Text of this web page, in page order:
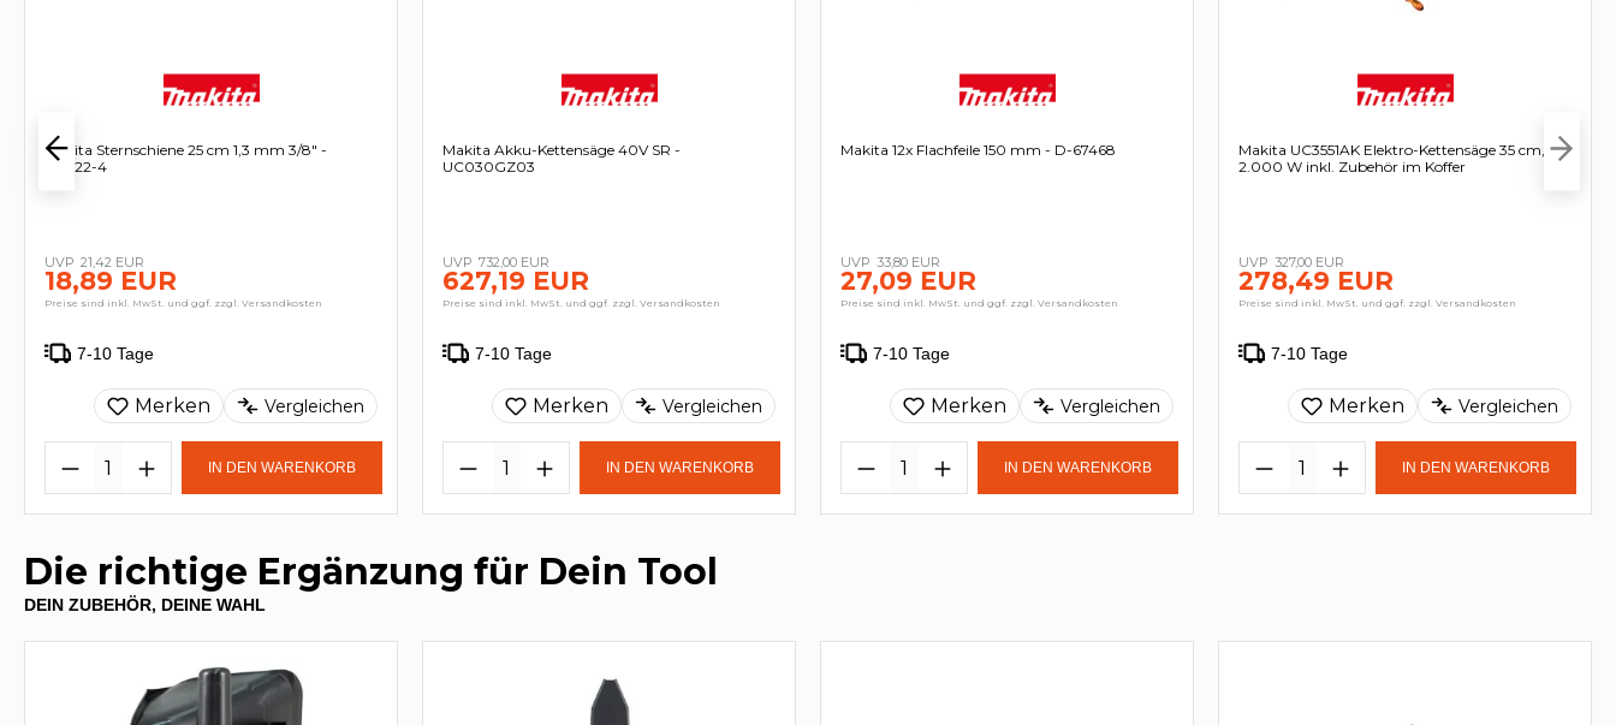
Makita Sternschiene 25 cm 1,3 mm 3/8" -
191G22-4
21,42 EUR
18,89 EUR
Preise sind inkl. MwSt. und ggf. zzgl. Versandkosten
7-10 Tage
Merken Vergleichen
IN DEN WARENKORB
Makita Akku-Kettensäge 40V SR -
UC030GZ03
732,00 EUR
627,19 EUR
Preise sind inkl. MwSt. und ggf. zzgl. Versandkosten
7-10 Tage
Merken Vergleichen
IN DEN WARENKORB
Makita 12x Flachfeile 150 mm - D-67468
33,80 EUR
27,09 EUR
Preise sind inkl. MwSt. und ggf. zzgl. Versandkosten
7-10 Tage
Merken Vergleichen
IN DEN WARENKORB
Makita UC3551AK Elektro-Kettensäge 35 cm,
2.000 W inkl. Zubehör im Koffer
327,00 EUR
278,49 EUR
Preise sind inkl. MwSt. und ggf. zzgl. Versandkosten
7-10 Tage
Merken Vergleichen
IN DEN WARENKORB
Die richtige Ergänzung für Dein Tool
DEIN ZUBEHÖR, DEINE WAHL